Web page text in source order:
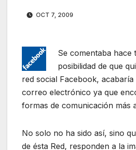
OCT 7, 2009
Se comentaba hace
posibilidad de que
red social Facebook,
correo electrónico ya que
formas de comunicación más
No solo no ha sido así, sino
de ésta Red, responden a la